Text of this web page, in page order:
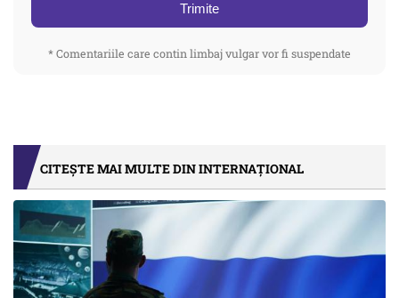
Trimite
* Comentariile care contin limbaj vulgar vor fi suspendate
CITEȘTE MAI MULTE DIN INTERNAȚIONAL